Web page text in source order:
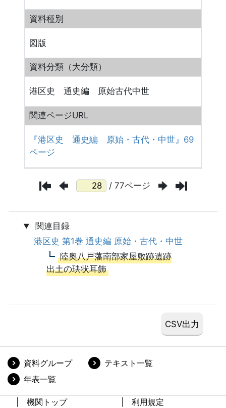
資料種別
図版
資料分類（大分類）
港区史 通史編 原始古代中世
関連ページURL
『港区史 通史編 原始・古代・中世』69
ページ
/ 77ページ
関連目録
港区史 第1巻 通史編 原始・古代・中世
陸奥八戸藩南部家屋敷跡遺跡
出土の玦状耳飾
資料グループ
テキスト一覧
年表一覧
機関トップ 利用規定